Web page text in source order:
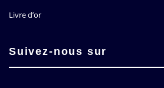
Livre d’or
Suivez-nous sur